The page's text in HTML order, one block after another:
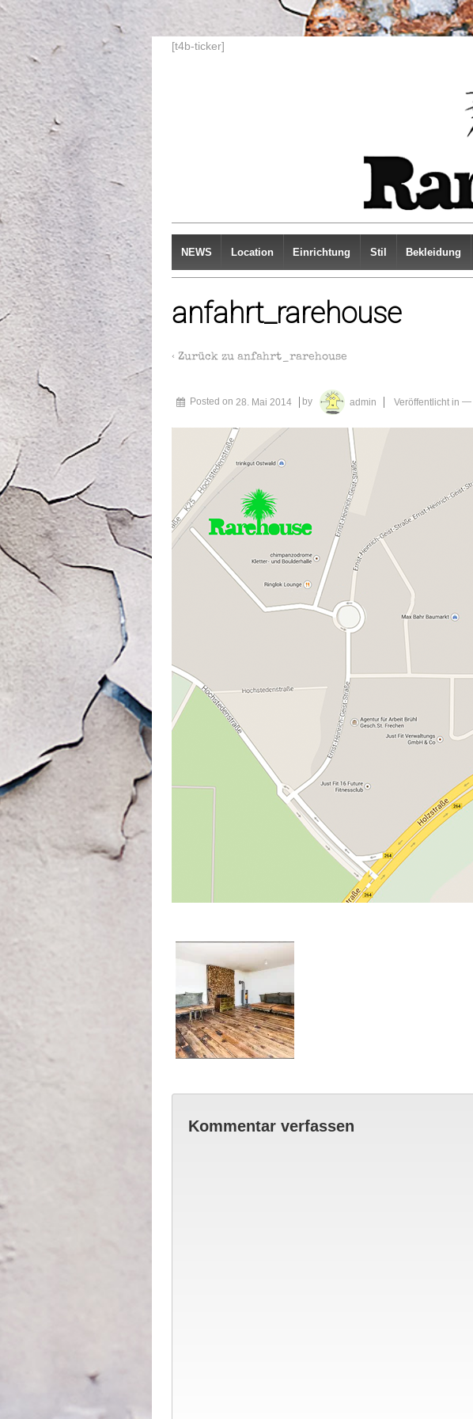
[t4b-ticker]
NEWS Location Einrichtung Stil Bekleidung
anfahrt_rarehouse
‹ Zurück zu anfahrt_rarehouse
Posted on 28. Mai 2014 by admin Veröffentlicht in —
Kommentar verfassen